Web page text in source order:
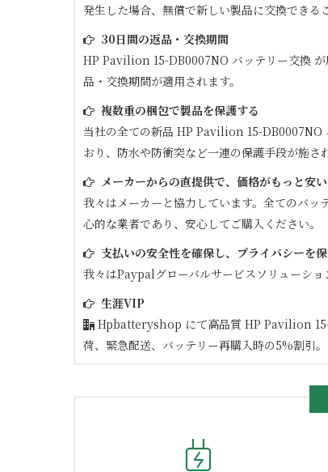
発生した場合、無償で新しい製品に交換できる
30日間の返品・交換期間
HP Pavilion 15-DB0007NO バッテリー交換
品・交換期間が適用されます。
複数重の梱包で製品を保護する
当社の全ての新品 HP Pavilion 15-DB0007NO
おり、防水や防衝突など一連の保護手段が施さ
メーカーからの直提供で、価格がもっと安い
我々はメーカーと協力しています。全てのバ
心的な業者であり、安心してご購入ください。
支払いの安全性を確保し、プライバシーを
我々はPaypalグローバルサービスソリューショ
生涯VIP
Hpbatteryshop にて高品質 HP Pavilion
荷、緊急配送、バッテリー再購入時の5%割引。